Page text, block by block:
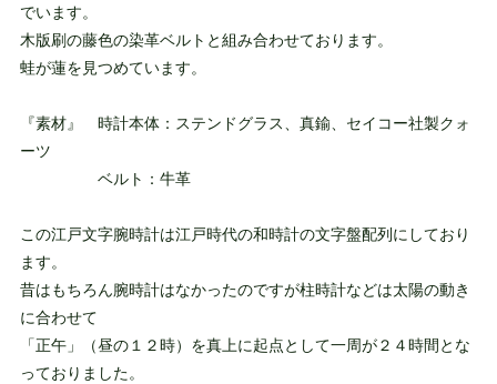
でいます。
木版刷の藤色の染革ベルトと組み合わせております。
蛙が蓮を見つめています。
『素材』 時計本体：ステンドグラス、真鍮、セイコー社製クォ
ーツ
ベルト：牛革
この江戸文字腕時計は江戸時代の和時計の文字盤配列にしており
ます。
昔はもちろん腕時計はなかったのですが柱時計などは太陽の動き
に合わせて
「正午」（昼の１２時）を真上に起点として一周が２４時間とな
っておりました。